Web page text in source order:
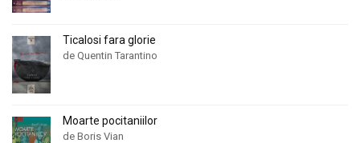
Ticalosi fara glorie
de Quentin Tarantino
Moarte pocitaniilor
de Boris Vian